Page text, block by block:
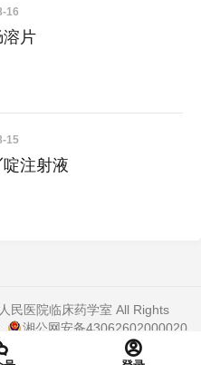
16
溶片
15
注射液
民医院临床药学室 All Rights
湘公网安备43062602000020
：0.338 秒